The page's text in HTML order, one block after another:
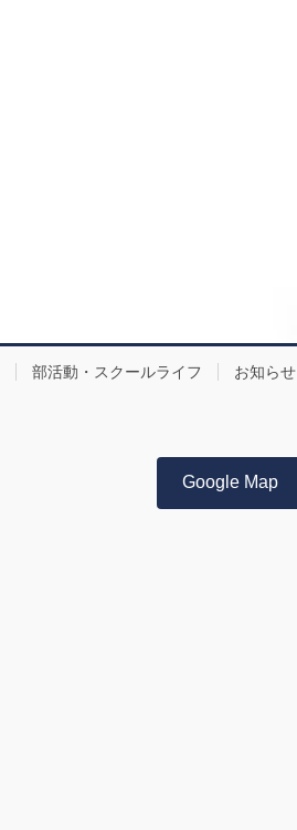
部活動・スクールライフ お知らせ
Google Map